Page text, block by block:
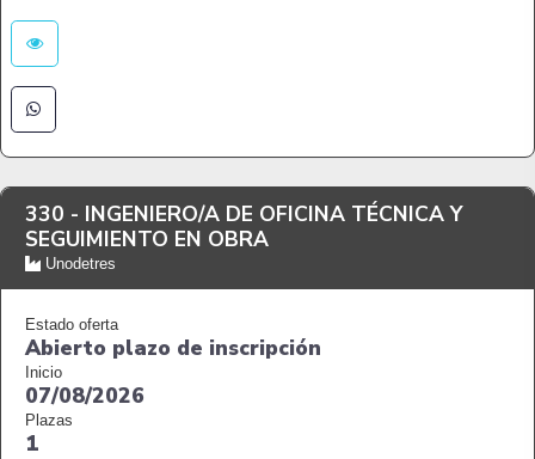
330 - INGENIERO/A DE OFICINA TÉCNICA Y
SEGUIMIENTO EN OBRA
Unodetres
Estado oferta
Abierto plazo de inscripción
Inicio
07/08/2026
Plazas
1